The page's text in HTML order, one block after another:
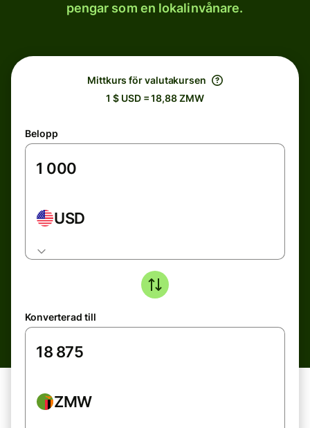
pengar som en lokalinvånare.
Mittkurs för valutakursen
1 $ USD = 18,88 ZMW
Belopp
USD
Konverterad till
ZMW